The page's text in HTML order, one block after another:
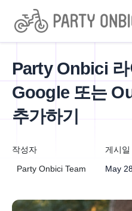
Party Onbici
Google 또는
추가하기
작성자
Party Onbici Team
게시일
May